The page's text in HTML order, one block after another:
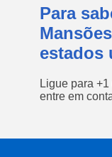
Para
estados
Ligue para +1
entre em